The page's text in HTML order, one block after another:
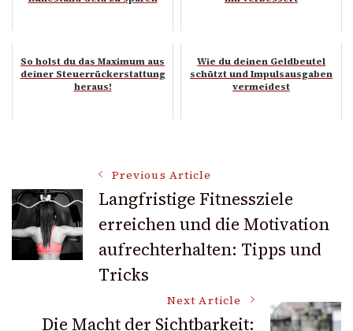
So holst du das Maximum aus
deiner Steuerrückerstattung
heraus!
Wie du deinen Geldbeutel
schützt und Impulsausgaben
vermeidest
Post
Navigation
Previous Article
Langfristige Fitnessziele
erreichen und die Motivation
aufrechterhalten: Tipps und
Tricks
Next Article
Die Macht der Sichtbarkeit: